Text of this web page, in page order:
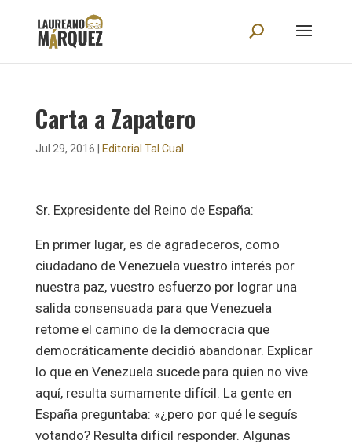
Carta a Zapatero
Jul 29, 2016 Editorial Tal Cual
Sr. Expresidente del Reino de España:
En primer lugar, es de agradeceros, como
ciudadano de Venezuela vuestro interés por
nuestra paz, vuestro esfuerzo por lograr una
salida consensuada para que Venezuela
retome el camino de la democracia que
democráticamente decidió abandonar. Explicar
lo que en Venezuela sucede para quien no vive
aquí, resulta sumamente difícil. La gente en
España preguntaba: «¿pero por qué le seguís
votando? Resulta difícil responder. Algunas